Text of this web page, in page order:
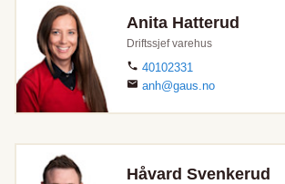
Anita Hatterud
Driftssjef varehus
40102331
anh@gaus.no
Håvard Svenkerud